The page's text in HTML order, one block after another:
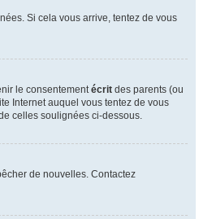
Si cela vous arrive, tentez de vous
le consentementécrit des parents (ou
Internet auquel vous tentez de vous
celles soulignées ci-dessous.
de nouvelles. Contactez